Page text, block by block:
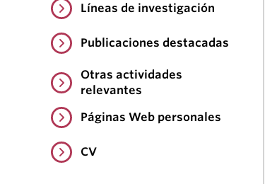
Líneas de investigación
Publicaciones destacadas
Otras actividades
relevantes
Páginas Web personales
CV